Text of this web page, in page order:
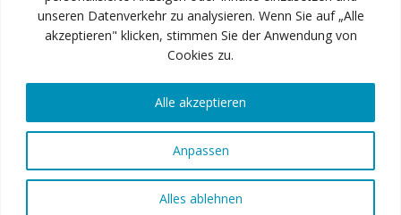
unseren Datenverkehr zu analysieren. Wenn Sie auf „Alle
akzeptieren" klicken, stimmen Sie der Anwendung von
Cookies zu.
Anpassen
Alles ablehnen
Alle akzeptieren
INSTAGRAM
FACEBOOK
© 2026 Art of Fitness GmbH